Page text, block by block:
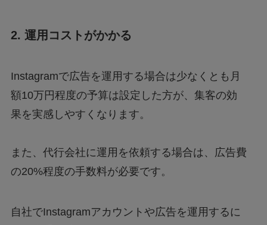
2. 運用コストがかかる
Instagramで広告を運用する場合は少なくとも月
額10万円程度の予算は設定した方が、集客の効
果を実感しやすくなります。
また、代行会社に運用を依頼する場合は、広告費
の20%程度の手数料が必要です。
自社でInstagramアカウントや広告を運用するに